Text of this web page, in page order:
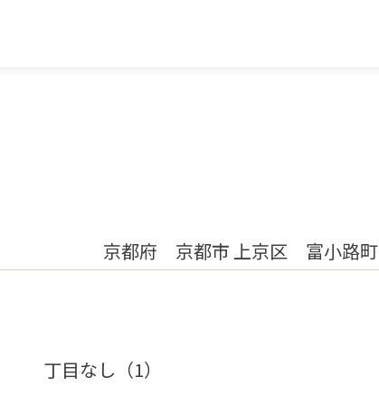
京都府 京都市 上京区 富小路町
丁目なし（1）